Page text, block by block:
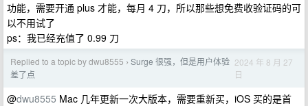
功能，需要开通 plus 才能，每月 4 刀，所以那些想免费收验证码的可
以不用试了
ps：我已经充值了 0.99 刀
Replied to a topic by dwu8555 › Surge 很强，但是用户体验
差了点
2024 年 8 月 27
日
@dwu8555 Mac 几年更新一次大版本，需要重新买，iOS 买的是首